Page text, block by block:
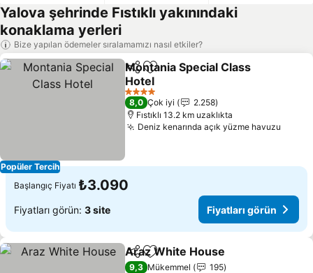
Yalova şehrinde Fıstıklı yakınındaki
konaklama yerleri
Bize yapılan ödemeler sıralamamızı nasıl etkiler?
Popüler Tercih
PaylaşFavorilerime ekle
Montania Special Class
Hotel
4 Yıldız
8,0 Çok iyi
2.258
Fıstıklı 13.2 km uzaklıkta
Deniz kenarında açık yüzme havuzu
Başlangıç Fiyatı ₺3.090
Fiyatları görün: 3 site Fiyatları görün
PaylaşFavorilerime ekle
Araz White House
9,3 Mükemmel
195